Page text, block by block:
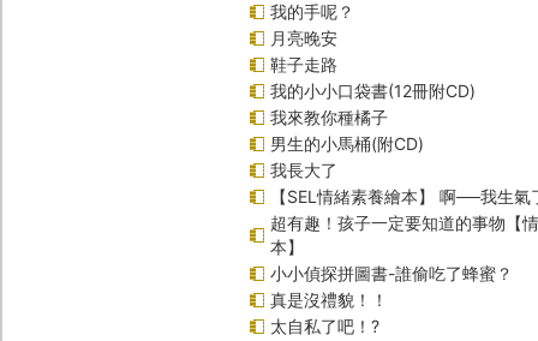
我的手呢？
月亮晚安
鞋子走路
我的小小口袋書(12冊附CD)
我來教你種橘子
男生的小馬桶(附CD)
我長大了
【SEL情緒素養繪本】 啊──我生氣
超有趣！孩子一定要知道的事物【
本】
小小偵探拼圖書-誰偷吃了蜂蜜？
真是沒禮貌！！
太自私了吧！?